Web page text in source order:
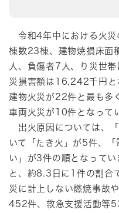
令和4年中における火災
棟数23棟、建物焼損床面
人、負傷者7人、り災世
災損害額は16,242千円と
建物火災が22件と最も多
車両火災が10件となって
出火原因については、
いて「たき火」が5件、
い」が3件の順となって
と、約8.3日に1件の割合
災に計上しない燃焼事故
452件、救急支援活動等